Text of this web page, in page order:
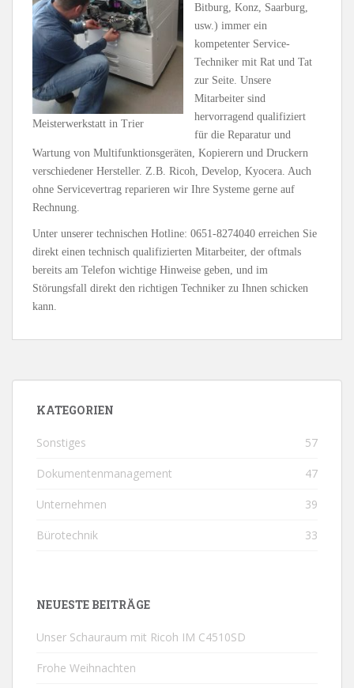
Meisterwerkstatt in Trier
Bitburg, Konz, Saarburg,
usw.) immer ein
kompetenter Service-
Techniker mit Rat und Tat
zur Seite. Unsere
Mitarbeiter sind
hervorragend qualifiziert
für die Reparatur und
Wartung von Multifunktionsgeräten, Kopierern und Druckern
verschiedener Hersteller. Z.B. Ricoh, Develop, Kyocera. Auch
ohne Servicevertrag reparieren wir Ihre Systeme gerne auf
Rechnung.
Unter unserer technischen Hotline: 0651-8274040 erreichen Sie
direkt einen technisch qualifizierten Mitarbeiter, der oftmals
bereits am Telefon wichtige Hinweise geben, und im
Störungsfall direkt den richtigen Techniker zu Ihnen schicken
kann.
KATEGORIEN
Sonstiges 57
Dokumentenmanagement 47
Unternehmen 39
Bürotechnik 33
NEUESTE BEITRÄGE
Unser Schauraum mit Ricoh IM C4510SD
Frohe Weihnachten